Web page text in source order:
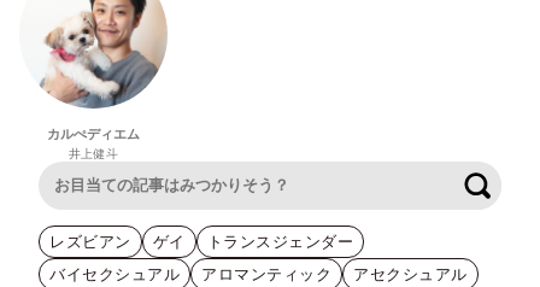
カルぺディエム
井上健斗
レズビアン ゲイ
トランスジェンダー
バイセクシュアル
アロマンティック
アセクシュアル